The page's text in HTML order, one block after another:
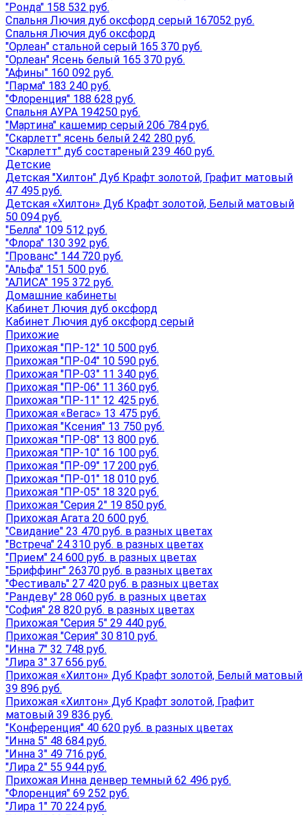
"Ронда" 158 532 руб.
Спальня Лючия дуб оксфорд серый 167052 руб.
Спальня Лючия дуб оксфорд
"Орлеан" стальной серый 165 370 руб.
"Орлеан" Ясень белый 165 370 руб.
"Афины" 160 092 руб.
"Парма" 183 240 руб.
"Флоренция" 188 628 руб.
Спальня АУРА 194250 руб.
"Мартина" кашемир серый 206 784 руб.
"Скарлетт" ясень белый 242 280 руб.
"Скарлетт" дуб состареный 239 460 руб.
Детские
Детская "Хилтон" Дуб Крафт золотой, Графит матовый
47 495 руб.
Детская «Хилтон» Дуб Крафт золотой, Белый матовый
50 094 руб.
"Белла" 109 512 руб.
"Флора" 130 392 руб.
"Прованс" 144 720 руб.
"Альфа" 151 500 руб.
"АЛИСА" 195 372 руб.
Домашние кабинеты
Кабинет Лючия дуб оксфорд
Кабинет Лючия дуб оксфорд серый
Прихожие
Прихожая "ПР-12" 10 500 руб.
Прихожая "ПР-04" 10 590 руб.
Прихожая "ПР-03" 11 340 руб.
Прихожая "ПР-06" 11 360 руб.
Прихожая "ПР-11" 12 425 руб.
Прихожая «Вегас» 13 475 руб.
Прихожая "Ксения" 13 750 руб.
Прихожая "ПР-08" 13 800 руб.
Прихожая "ПР-10" 16 100 руб.
Прихожая "ПР-09" 17 200 руб.
Прихожая "ПР-01" 18 010 руб.
Прихожая "ПР-05" 18 320 руб.
Прихожая "Серия 2" 19 850 руб.
Прихожая Агата 20 600 руб.
"Свидание" 23 470 руб. в разных цветах
"Встреча" 24 310 руб. в разных цветах
"Прием" 24 600 руб. в разных цветах
"Бриффинг" 26370 руб. в разных цветах
"Фестиваль" 27 420 руб. в разных цветах
"Рандеву" 28 060 руб. в разных цветах
"София" 28 820 руб. в разных цветах
Прихожая "Серия 5" 29 440 руб.
Прихожая "Серия" 30 810 руб.
"Инна 7" 32 748 руб.
"Лира 3" 37 656 руб.
Прихожая «Хилтон» Дуб Крафт золотой, Белый матовый
39 896 руб.
Прихожая «Хилтон» Дуб Крафт золотой, Графит
матовый 39 836 руб.
"Конференция" 40 620 руб. в разных цветах
"Инна 5" 48 684 руб.
"Инна 3" 49 716 руб.
"Лира 2" 55 944 руб.
Прихожая Инна денвер темный 62 496 руб.
"Флоренция" 69 252 руб.
"Лира 1" 70 224 руб.